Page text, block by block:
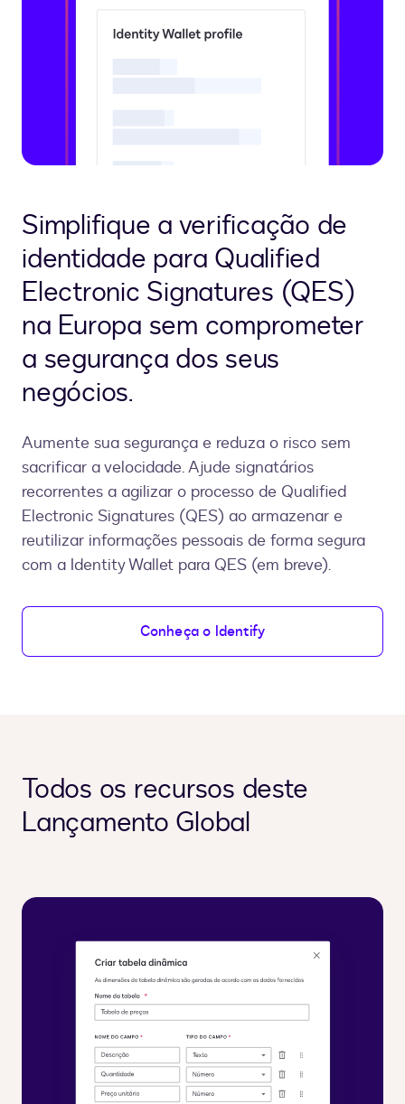
Simplifique a verificação de
identidade para Qualified
Electronic Signatures (QES)
na Europa sem comprometer
a segurança dos seus
negócios.
Aumente sua segurança e reduza o risco sem
sacrificar a velocidade. Ajude signatários
recorrentes a agilizar o processo de Qualified
Electronic Signatures (QES) ao armazenar e
reutilizar informações pessoais de forma segura
com a Identity Wallet para QES (em breve).
Conheça o Identify
Todos os recursos deste
Lançamento Global